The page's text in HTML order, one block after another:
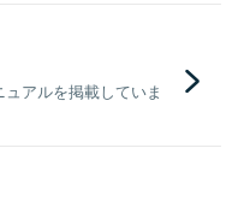
アルを掲載していま